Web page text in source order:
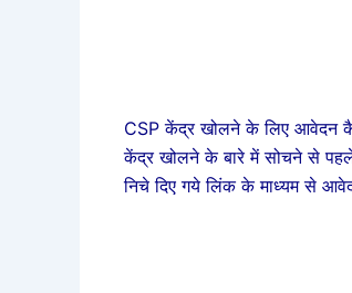
CSP केंद्र खोलने के लिए आवेदन कैसे
केंद्र खोलने के बारे में सोचने से
निचे दिए गये लिंक के माध्यम से